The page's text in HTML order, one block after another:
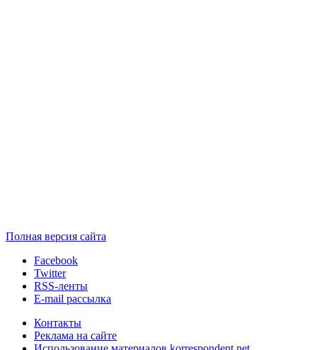
Полная версия сайта
Facebook
Twitter
RSS-ленты
E-mail рассылка
Контакты
Реклама на сайте